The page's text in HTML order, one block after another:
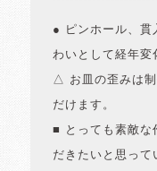
● ピンホール、貫
わいとして経年変
△ お皿の歪みは制
だけます。
■ とっても素敵な
だきたいと思って